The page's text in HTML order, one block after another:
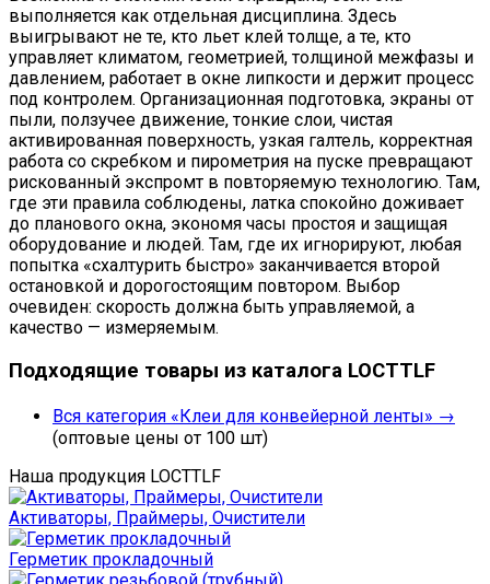
выполняется как отдельная дисциплина. Здесь
выигрывают не те, кто льет клей толще, а те, кто
управляет климатом, геометрией, толщиной межфазы и
давлением, работает в окне липкости и держит процесс
под контролем. Организационная подготовка, экраны от
пыли, ползучее движение, тонкие слои, чистая
активированная поверхность, узкая галтель, корректная
работа со скребком и пирометрия на пуске превращают
рискованный экспромт в повторяемую технологию. Там,
где эти правила соблюдены, латка спокойно доживает
до планового окна, экономя часы простоя и защищая
оборудование и людей. Там, где их игнорируют, любая
попытка «схалтурить быстро» заканчивается второй
остановкой и дорогостоящим повтором. Выбор
очевиден: скорость должна быть управляемой, а
качество — измеряемым.
Подходящие товары из каталога LOCTTLF
Вся категория «Клеи для конвейерной ленты» →
(оптовые цены от 100 шт)
Наша продукция LOCTTLF
Активаторы, Праймеры, Очистители
Герметик прокладочный